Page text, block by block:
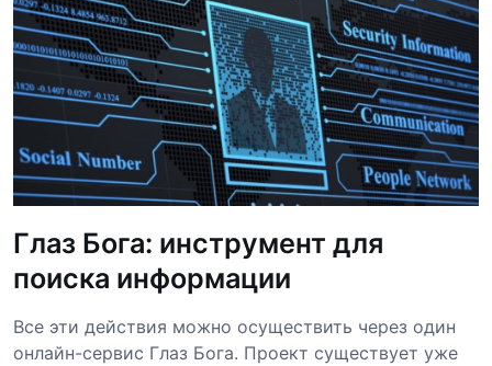
Глаз Бога: инструмент для
поиска информации
Все эти действия можно осуществить через один
онлайн-сервис Глаз Бога. Проект существует уже